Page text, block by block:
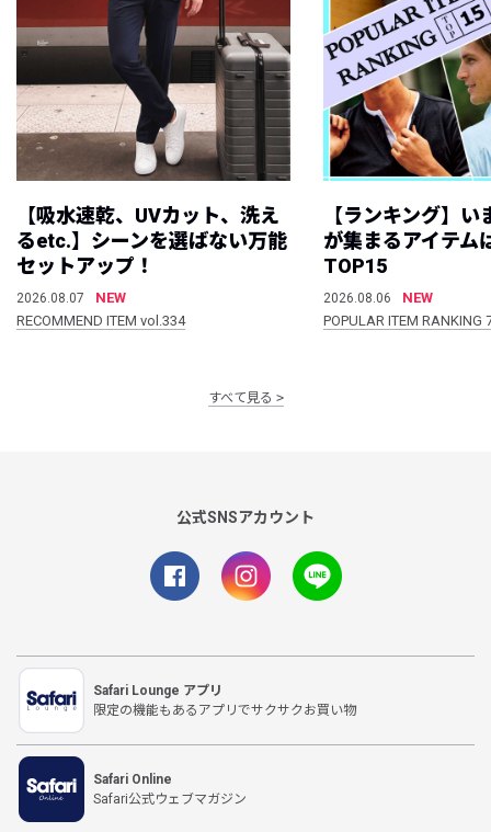
【吸水速乾、UVカット、洗え
るetc.】シーンを選ばない万能
セットアップ！
2026.08.07
NEW
RECOMMEND ITEM vol.334
【ランキング】
が集まるアイテム
TOP15
2026.08.06
NEW
POPULAR ITEM
すべて見る
公式SNSアカウント
Safari Lounge アプリ
限定の機能もあるアプリでサクサクお買い物
Safari Online
Safari公式ウェブマガジン